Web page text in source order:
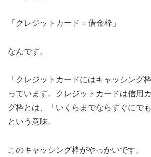
「クレジットカード = 借金枠」
なんです。
「クレジットカードにはキャッシング
っています。クレジットカードは信用
グ枠とは、「いくらまでならすぐにで
という意味。
このキャッシング枠がやっかいです。